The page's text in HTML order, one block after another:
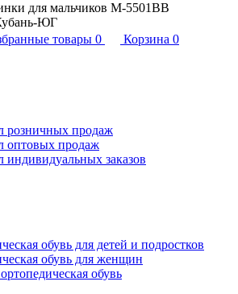
для мальчиков М-5501ВВ
ЮГ
товары 0 Корзина 0
розничных продаж
оптовых продаж
индивидуальных заказов
обувь для детей и подростков
обувь для женщин
обувь